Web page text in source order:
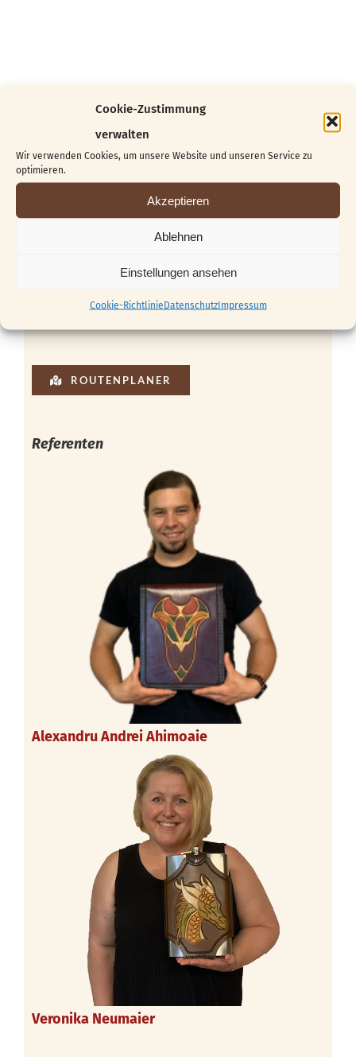
Cookie-Zustimmung
verwalten
Wir verwenden Cookies, um unsere Website und unseren Service zu
optimieren.
Akzeptieren
Ablehnen
Einstellungen ansehen
Cookie-RichtlinieDatenschutzImpressum
Schnitzstube Stadlhofer
Töpfelgasse 7/1
ROUTENPLANER
Referenten
Alexandru Andrei Ahimoaie
Veronika Neumaier